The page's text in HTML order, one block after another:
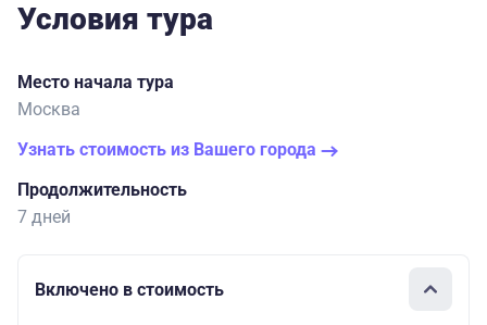
Условия тура
Место начала тура
Москва
Узнать стоимость из Вашего города
Продолжительность
7 дней
Включено в стоимость